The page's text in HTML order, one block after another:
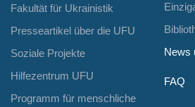
Fakultät für Ukrainistik
Presseartikel über die UFU
Soziale Projekte
Hilfezentrum UFU
Programm für menschliche
News
FAQ